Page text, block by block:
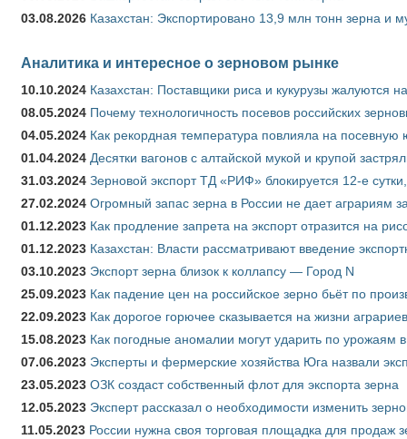
03.08.2026 Казахстан: Экспортировано 13,9 млн тонн зерна и
Аналитика и интересное о зерновом рынке
10.10.2024 Казахстан: Поставщики риса и кукурузы жалуются
08.05.2024 Почему технологичность посевов российских
04.05.2024 Как рекордная температура повлияла на
01.04.2024 Десятки вагонов с алтайской мукой и крупой
31.03.2024 Зерновой экспорт ТД «РИФ» блокируется 12-е
27.02.2024 Огромный запас зерна в России не дает аграриям
01.12.2023 Как продление запрета на экспорт отразится на
01.12.2023 Казахстан: Власти рассматривают введение
03.10.2023 Экспорт зерна близок к коллапсу — Город N
25.09.2023 Как падение цен на российское зерно бьёт по
22.09.2023 Как дорогое горючее сказывается на жизни аграриев
15.08.2023 Как погодные аномалии могут ударить по урожаям
07.06.2023 Эксперты и фермерские хозяйства Юга назвали
23.05.2023 ОЗК создаст собственный флот для экспорта зерна
12.05.2023 Эксперт рассказал о необходимости изменить
11.05.2023 России нужна своя торговая площадка для продаж